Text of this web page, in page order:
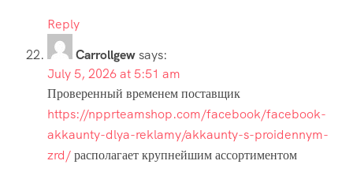
Reply
Carrollgewsays:
July 5, 2026 at 5:51 am
Проверенный временем поставщик
https://npprteamshop.com/facebook/facebook-
akkaunty-dlya-reklamy/akkaunty-s-proidennym-
zrd/располагает крупнейшим ассортиментом